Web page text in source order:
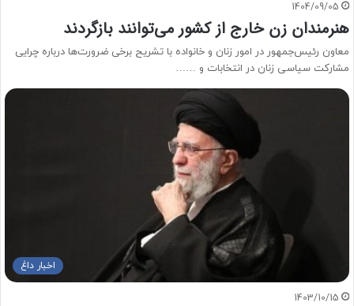
1404/09/05
هنرمندان زن خارج از کشور می‌توانند بازگردند
معاون رئیس‌جمهور در امور زنان و خانواده با تشریح برخی ضرورت‌ها درباره چرایی
مشارکت سیاسی زنان در انتخابات و ……
اخبار داغ
1403/10/15